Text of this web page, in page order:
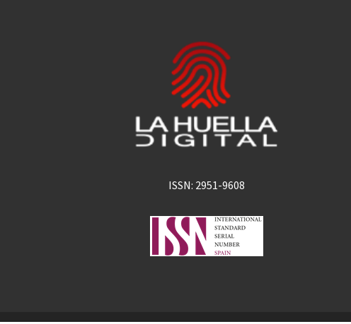
ISSN: 2951-9608